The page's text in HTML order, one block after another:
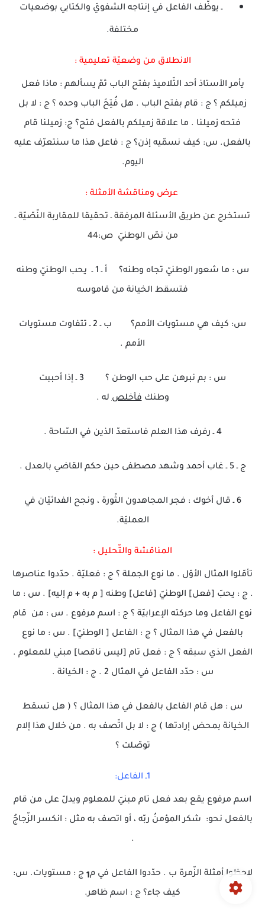
ـ يوظّف الفاعل في إنتاجه الشفويّ والكتابي بوضعيات
مختلفة.
الانطلاق من وضعيّة تعليمية :
يأمر الأستاذ أحد التّلاميذ بفتح الباب ثمّ يسألهم : ماذا فعل
زميلكم ؟ ج : قام بفتح الباب . هل فُتِحَ الباب وحده ؟ ج : لا بل
فتحه زميلنا . ما علاقة زميلكم بالفعل فتح؟ ج: زميلنا قام
بالفعل. س: كيف نسمّيه إذن؟ ج : فاعل هذا ما سنتعرّف عليه
اليوم.
عرض ومناقشة الأمثلة :
تستخرج عن طريق الأسئلة المرفقة ـ تحقيقا للمقاربة النّصّيّة ـ
من نصّ الوطنيّ ص:44
س : ما شعور الوطنيّ تجاه وطنه؟ أ ـ 1 ـ يحب الوطنيّ وطنه
فتسقط الخيانة من قاموسه
س: كيف هي مستويات الأمم؟ ب ـ 2 ـ تتفاوت مستويات
الأمم .
س : بم نبرهن على حب الوطن ؟ 3 ـ إذا أحببت
وطنكفأخلصله .
4 ـ رفرف هذا العلم فاستعدّ الذين في السّاحة .
ج ـ 5 ـ غاب أحمد وشهد مصطفى حين حكم القاضي بالعدل .
6 ـ قال أخوك : فجر المجاهدون الثّورة ، ونجح الفدائيّان في
العمليّة.
المناقشة والتّحليل :
تأمّلوا المثال الأوّل . ما نوع الجملة ؟ ج : فعليّة . حدّدوا عناصرها
. ج : يحبّ [فعل] الوطنيّ [فاعل] وطنه [ م به+ م إليه] . س : ما
نوع الفاعل وما حركته الإعرابيّة ؟ ج : اسم مرفوع . س : من قام
بالفعل في هذا المثال ؟ ج : الفاعل [ الوطنيّ] . س : ما نوع
الفعل الذي سبقه ؟ ج : فعل تام [ليس ناقصا] مبني للمعلوم .
س : حدّد الفاعل في المثال 2 . ج : الخيانة .
س : هل قام الفاعل بالفعل في هذا المثال ؟ ( هل تسقط
الخيانة بمحض إرادتها ) ج : لا بل اتّصف به . من خلال هذا إلام
توصّلت ؟
1ـ الفاعل:
اسم مرفوع يقع بعد فعل تام مبنيّ للمعلوم ويدلّ على من قام
بالفعل نحو: شكر المؤمنُ ربّه ، أو اتصف به مثل : انكسر الزّجاجُ
.
لاحظوا أمثلة الزّمرة ب . حدّدوا الفاعل في م1 ج : مستويات. س:
كيف جاء؟ ج : اسم ظاهر.